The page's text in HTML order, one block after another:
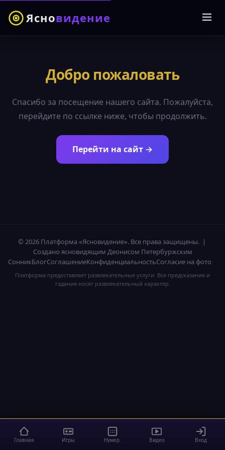
Ясновидение
Добро пожаловать
Спасибо за посещение нашего сайта. Пожалуйста,
перейдите по ссылке ниже, чтобы продолжить.
Перейти на сайт →
© 2026 Платформа «Ясновидение». Все права защищены. |
Создано ясновидящим Деонисом Петербуржским
СонникБлогСоглашениеКонфиденциальностьСогласие на фото
Платформа предоставляет развлекательные услуги. Все предсказания и
гадания носят развлекательный характер.
Главная Игры Нумер. Видео Вход